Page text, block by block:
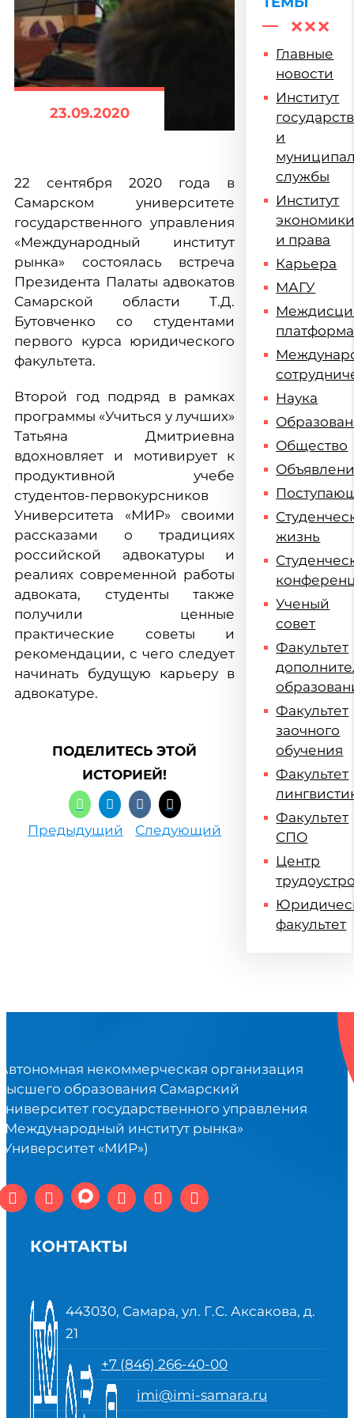
23.09.2020
22 сентября 2020 года в
Самарском университете
государственного управления
«Международный институт
рынка» состоялась встреча
Президента Палаты адвокатов
Самарской области Т.Д.
Бутовченко со студентами
первого курса юридического
факультета.
Второй год подряд в рамках
программы «Учиться у лучших»
Татьяна Дмитриевна
вдохновляет и мотивирует к
продуктивной учебе
студентов-первокурсников
Университета «МИР» своими
рассказами о традициях
российской адвокатуры и
реалиях современной работы
адвоката, студенты также
получили ценные
практические советы и
рекомендации, с чего следует
начинать будущую карьеру в
адвокатуре.
ПОДЕЛИТЕСЬ ЭТОЙ
ИСТОРИЕЙ!
Предыдущий Следующий
Главные
новости
Институт
и
службы
Институт
и права
Карьера
МАГУ
платформа
Наука
Общество
жизнь
Ученый
совет
Факультет
Факультет
заочного
обучения
Факультет
Факультет
СПО
Центр
факультет
некоммерческая организация
образования Самарский
государственного управления
институт рынка»
«МИР»)
КОНТАКТЫ
443030, Самара, ул. Г.С. Аксакова, д.
21
+7 (846) 266-40-00
imi@imi-samara.ru